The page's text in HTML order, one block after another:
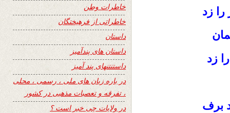
زد
زد
برف
خاطرات وطن
خاطراتی از فرهیختگان
داستان
داستان های پندآمیز
داستنتنهای پند آمیز
در باره زبان های ملی ، رسمی ، محلی
، تفرقه و تعصبات مذهبی در کشور
در ولایات چی خبر است ؟